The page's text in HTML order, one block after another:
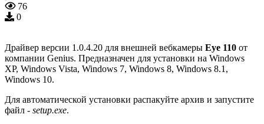
76
0
Драйвер версии 1.0.4.20 для внешней вебкамеры Eye 110 от
компании Genius. Предназначен для установки на Windows
XP, Windows Vista, Windows 7, Windows 8, Windows 8.1,
Windows 10.
Для автоматической установки распакуйте архив и запустите
файл - setup.exe.